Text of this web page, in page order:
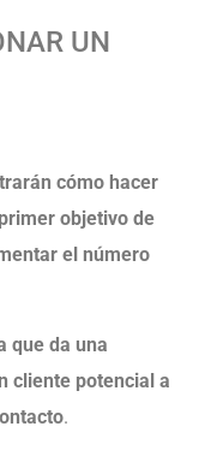
UN
cómo hacer
objetivo de
el número
que da una
cliente potencial a
.